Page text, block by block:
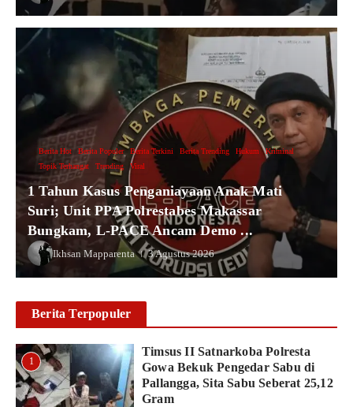
Berita Hot Berita Populer Berita Terkini Berita Trending Hukum
Kriminal
Topik Terhangat
Trending Viral
1 Tahun Kasus Penganiayaan Anak Mati
Suri; Unit PPA Polrestabes Makassar
Bungkam, L-PACE Ancam Demo ...
Ikhsan Mapparenta 3 Agustus 2026
Berita Terpopuler
1
Timsus II Satnarkoba Polresta
Gowa Bekuk Pengedar Sabu di
Pallangga, Sita Sabu Seberat 25,12
Gram